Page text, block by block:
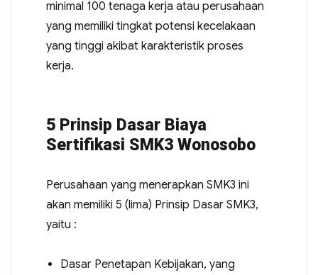
minimal 100 tenaga kerja atau perusahaan
yang memiliki tingkat potensi kecelakaan
yang tinggi akibat karakteristik proses
kerja.
5 Prinsip Dasar Biaya
Sertifikasi SMK3 Wonosobo
Perusahaan yang menerapkan SMK3 ini
akan memiliki 5 (lima) Prinsip Dasar SMK3,
yaitu :
Dasar Penetapan Kebijakan, yang